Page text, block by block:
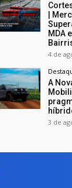
|
MDA
4 de
A
3 de